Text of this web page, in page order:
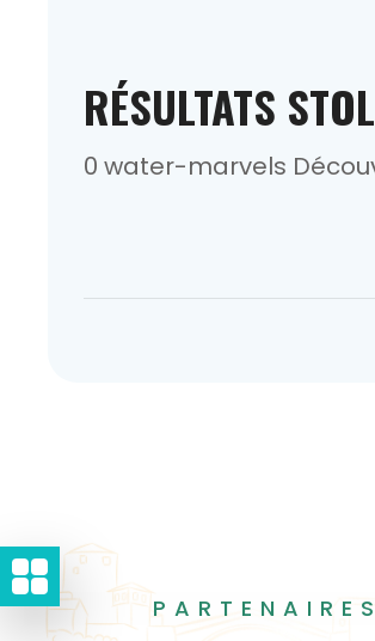
RÉSULTATS
0 water-marvels
PARTENAIRES